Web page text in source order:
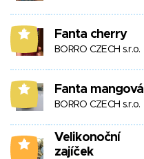
5 Fanta cherry
BORRO CZECH s.r.o.
5 Fanta mangová
BORRO CZECH s.r.o.
4
Velikonoční
zajíček